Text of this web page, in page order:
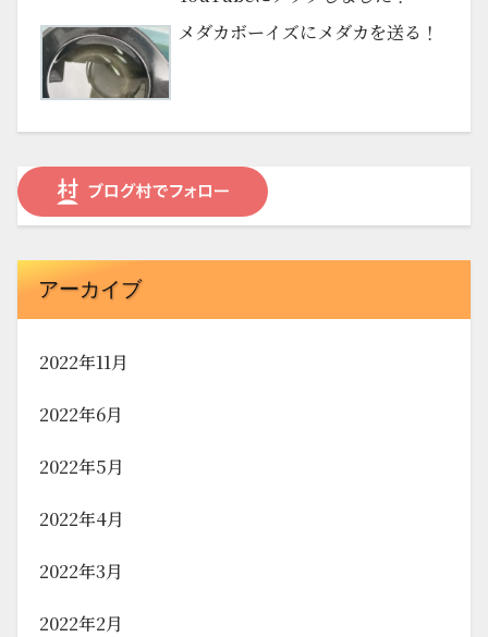
メダカボーイズにメダカを送る！
アーカイブ
2022年11月
2022年6月
2022年5月
2022年4月
2022年3月
2022年2月